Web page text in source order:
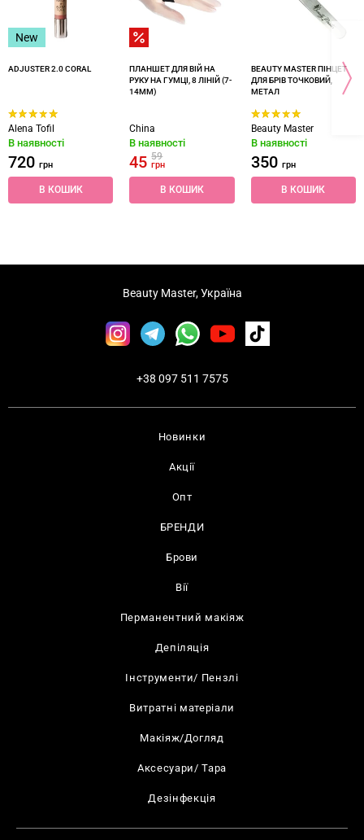
New
ADJUSTER 2.0 CORAL
Alena Tofil
В наявності
720 грн
В КОШИК
ПЛАНШЕТ ДЛЯ ВІЙ НА
РУКУ НА ГУМЦІ, 8 ЛІНІЙ (7-
14ММ)
China
В наявності
4559
грн
В КОШИК
BEAUTY MASTER ПІНЦЕТ
ДЛЯ БРІВ ТОЧКОВИЙ,
МЕТАЛ
Beauty Master
В наявності
350 грн
В КОШИК
Новинки
Акції
Опт
БРЕНДИ
Брови
Вії
Перманентний макіяж
Депіляція
Інструменти/ Пензлі
Витратні матеріали
Макіяж/Догляд
Аксесуари/ Тара
Дезінфекція
Beauty Master, Україна
+38 097 511 7575